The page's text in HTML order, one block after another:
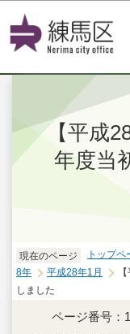
【平成
年度当
現在のページ トップペ
8年
平成28年1月
しました
ページ番号：